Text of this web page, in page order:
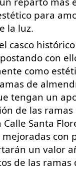
para
la luz.
casco
con
como
de
tengan un
de las
Calle Santa
mejoradas con
un valor
de las